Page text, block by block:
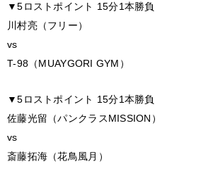
▼5ロストポイント 15分1本勝負
川村亮（フリー）
vs
T-98（MUAYGORI GYM）
▼5ロストポイント 15分1本勝負
佐藤光留（パンクラスMISSION）
vs
斎藤拓海（花鳥風月）